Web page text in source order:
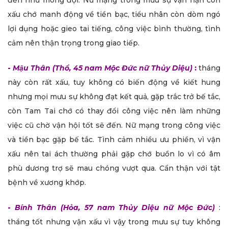
xấu chớ manh động về tiền bạc, tiểu nhân còn dòm ngó
lợi dụng hoặc gieo tai tiếng, công việc bình thường, tình
cảm nên thận trọng trong giao tiếp.
- Mậu Thân (Thổ, 45 nam Mộc Đức nữ Thủy Diệu) : tháng
này còn rất xấu, tuy không có biến động về kiết hung
nhưng mọi mưu sự không đạt kết quả, gặp trắc trở bế tắc,
còn Tam Tai chớ có thay đổi công việc nên làm những
việc cũ chờ vận hội tốt sẽ đến. Nữ mạng trong công việc
và tiền bạc gặp bế tắc. Tình cảm nhiều ưu phiền, vì vận
xấu nên tai ách thường phải gặp chớ buồn lo vì có âm
phù dương trợ sẽ mau chóng vượt qua. Cẩn thận với tật
bệnh về xương khớp.
- Bính Thân (Hỏa, 57 nam Thủy Diệu nữ Mộc Đức):
tháng tốt nhưng vận xấu vì vậy trong mưu sự tuy không